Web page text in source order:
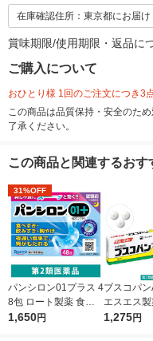
在庫確認住所：東京都にお届け
賞味期限/使用期限・返品に
ご購入について
おひとり様 1回のご注文につき3
この商品は品質保持・安全のた
了承ください。
この商品と関連するお
31%OFF
パンシロン01プラス 4
8包 ロート製薬 食べ
すぎ・飲みすぎ・胸や
1,650円
ブスコパ
エスエス
★ 胃痛 腹
1,275円